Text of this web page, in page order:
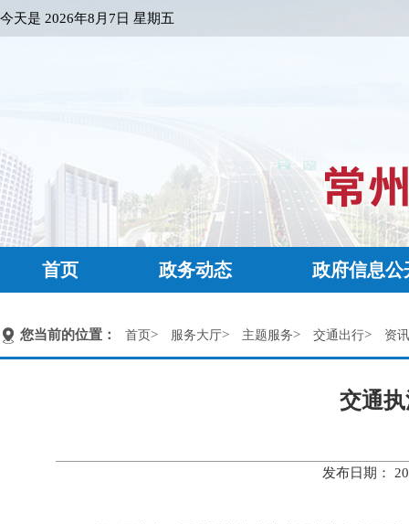
今天是 2026年8月7日 星期五
首页 政务动态 政府信息公
您当前的位置： 首页> 服务大厅> 主题服务> 交通出行> 资
交通
发布日期：